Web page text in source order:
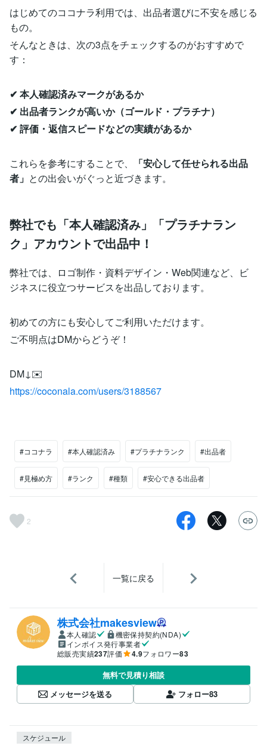
はじめてのココナラ利用では、出品者選びに不安を感じる
もの。
そんなときは、次の3点をチェックするのがおすすめで
す：
✔ 本人確認済みマークがあるか
✔ 出品者ランクが高いか（ゴールド・プラチナ）
✔ 評価・返信スピードなどの実績があるか
これらを参考にすることで、
「安心して任せられる出品
者」 との出会いがぐっと近づきます。
弊社でも「本人確認済み」「プラチナラン
ク」アカウントで出品中！
弊社では、ロゴ制作・資料デザイン・Web関連など、ビ
ジネスに役立つサービスを出品しております。
初めての方にも安心してご利用いただけます。
ご不明点はDMからどうぞ！
DM↓✉️
https://coconala.com/users/3188567
#ココナラ #本人確認済み #プラチナランク #出品者
#見極め方 #ランク #種類 #安心できる出品者
2
一覧に戻る
株式会社makesview
本人確認
機密保持契約(NDA)
インボイス発行事業者
総販売実績237評価 4.9フォロワー83
無料で見積り相談
メッセージを送る
フォロー83
スケジュール